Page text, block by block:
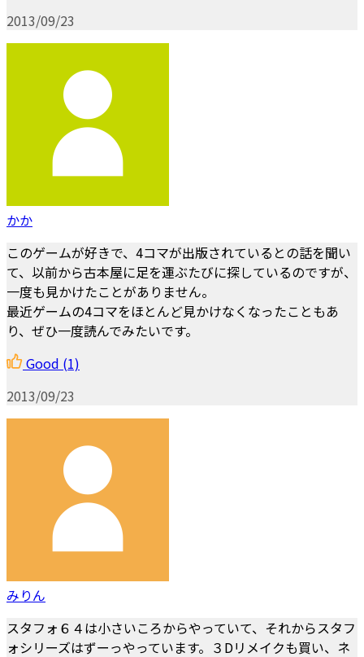
2013/09/23
かか
このゲームが好きで、4コマが出版されているとの話を聞い
て、以前から古本屋に足を運ぶたびに探しているのですが、
一度も見かけたことがありません。
最近ゲームの4コマをほとんど見かけなくなったこともあ
り、ぜひ一度読んでみたいです。
Good (1)
2013/09/23
みりん
スタフォ６４は小さいころからやっていて、それからスタフ
ォシリーズはずーっやっています。３Dリメイクも買い、ネ